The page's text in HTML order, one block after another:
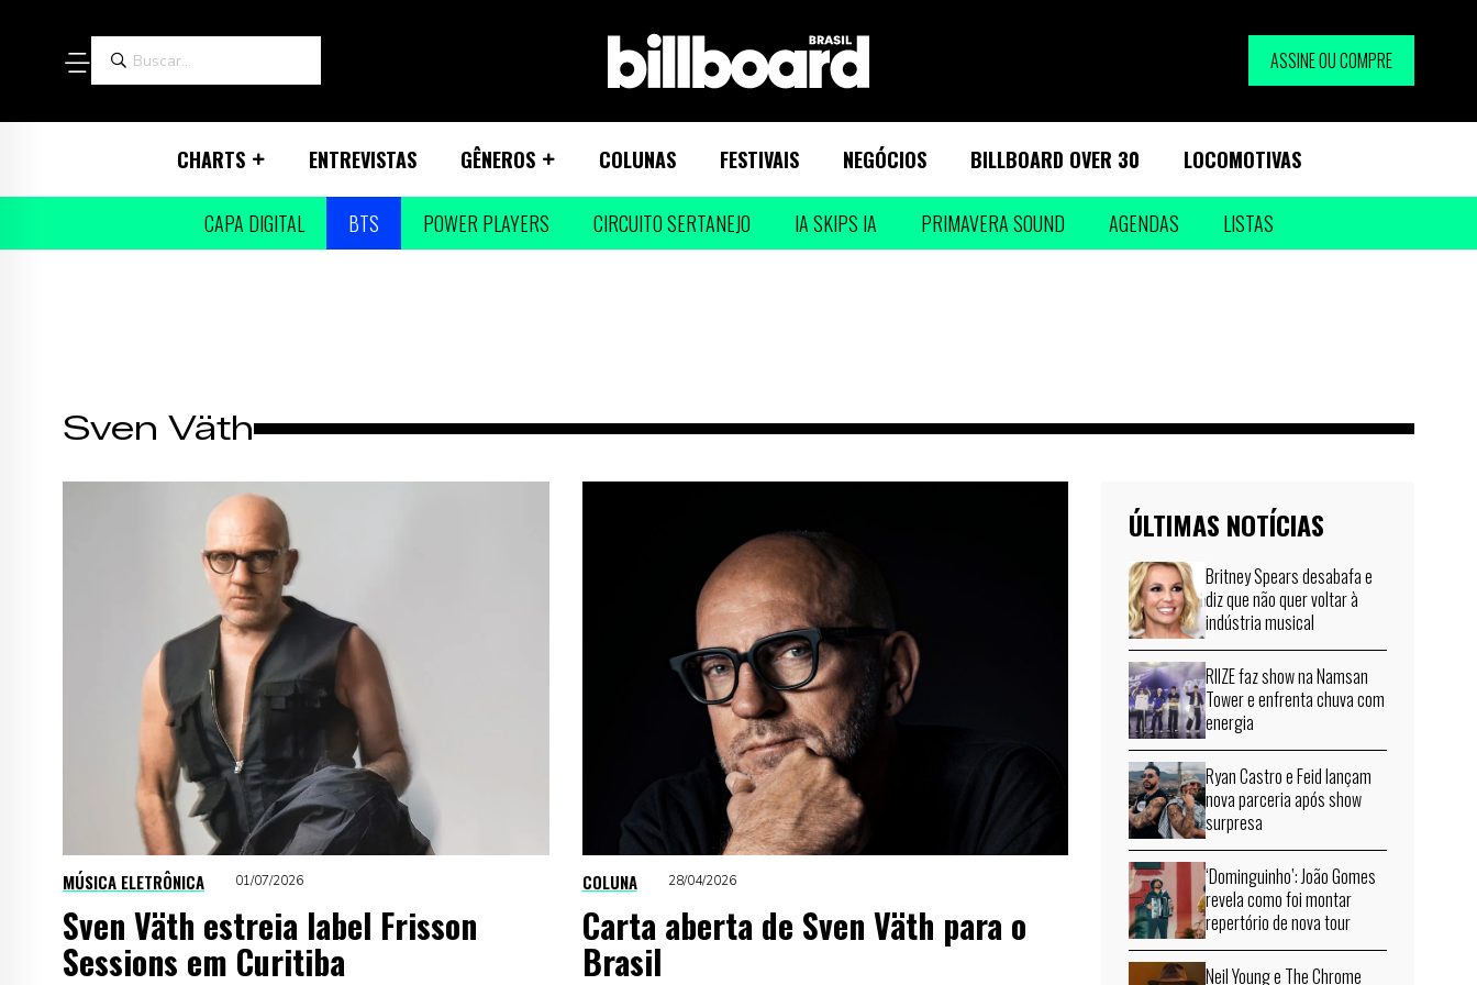
ASSINE OU COMPRE
CHARTS ENTREVISTAS GÊNEROS COLUNAS FESTIVAIS NEGÓCIOS BILLBOARD OVER 30 LOCOMOTIVAS
CAPA DIGITAL BTS POWER PLAYERS CIRCUITO SERTANEJO IA SKIPS IA PRIMAVERA SOUND AGENDAS LISTAS
Sven Väth
MÚSICA ELETRÔNICA 01/07/2026
Sven Väth estreia label Frisson
Sessions em Curitiba
COLUNA 28/04/2026
Carta aberta de Sven Väth para o
Brasil
ÚLTIMAS NOTÍCIAS
Britney Spears desabafa e
diz que não quer voltar à
indústria musical
RIIZE faz show na Namsan
Tower e enfrenta chuva com
energia
Ryan Castro e Feid lançam
nova parceria após show
surpresa
‘Dominguinho’: João Gomes
revela como foi montar
repertório de nova tour
Neil Young e The Chrome